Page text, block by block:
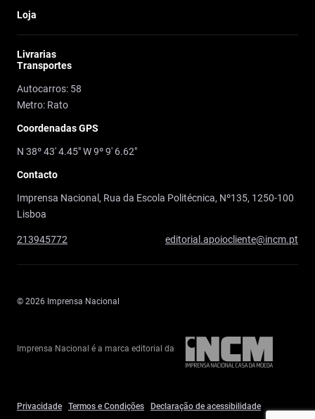
Loja
Livrarias
Transportes
Autocarros: 58
Metro: Rato
Coordenadas GPS
N 38º 43' 4.45" W 9º 9' 6.62"
Contacto
Imprensa Nacional, Rua da Escola Politécnica, Nº135, 1250-100
Lisboa
213945772 editorial.apoiocliente@incm.pt
© 2026 Imprensa Nacional
Imprensa Nacional é a marca editorial da
Privacidade Termos e Condições Declaração de acessibilidade